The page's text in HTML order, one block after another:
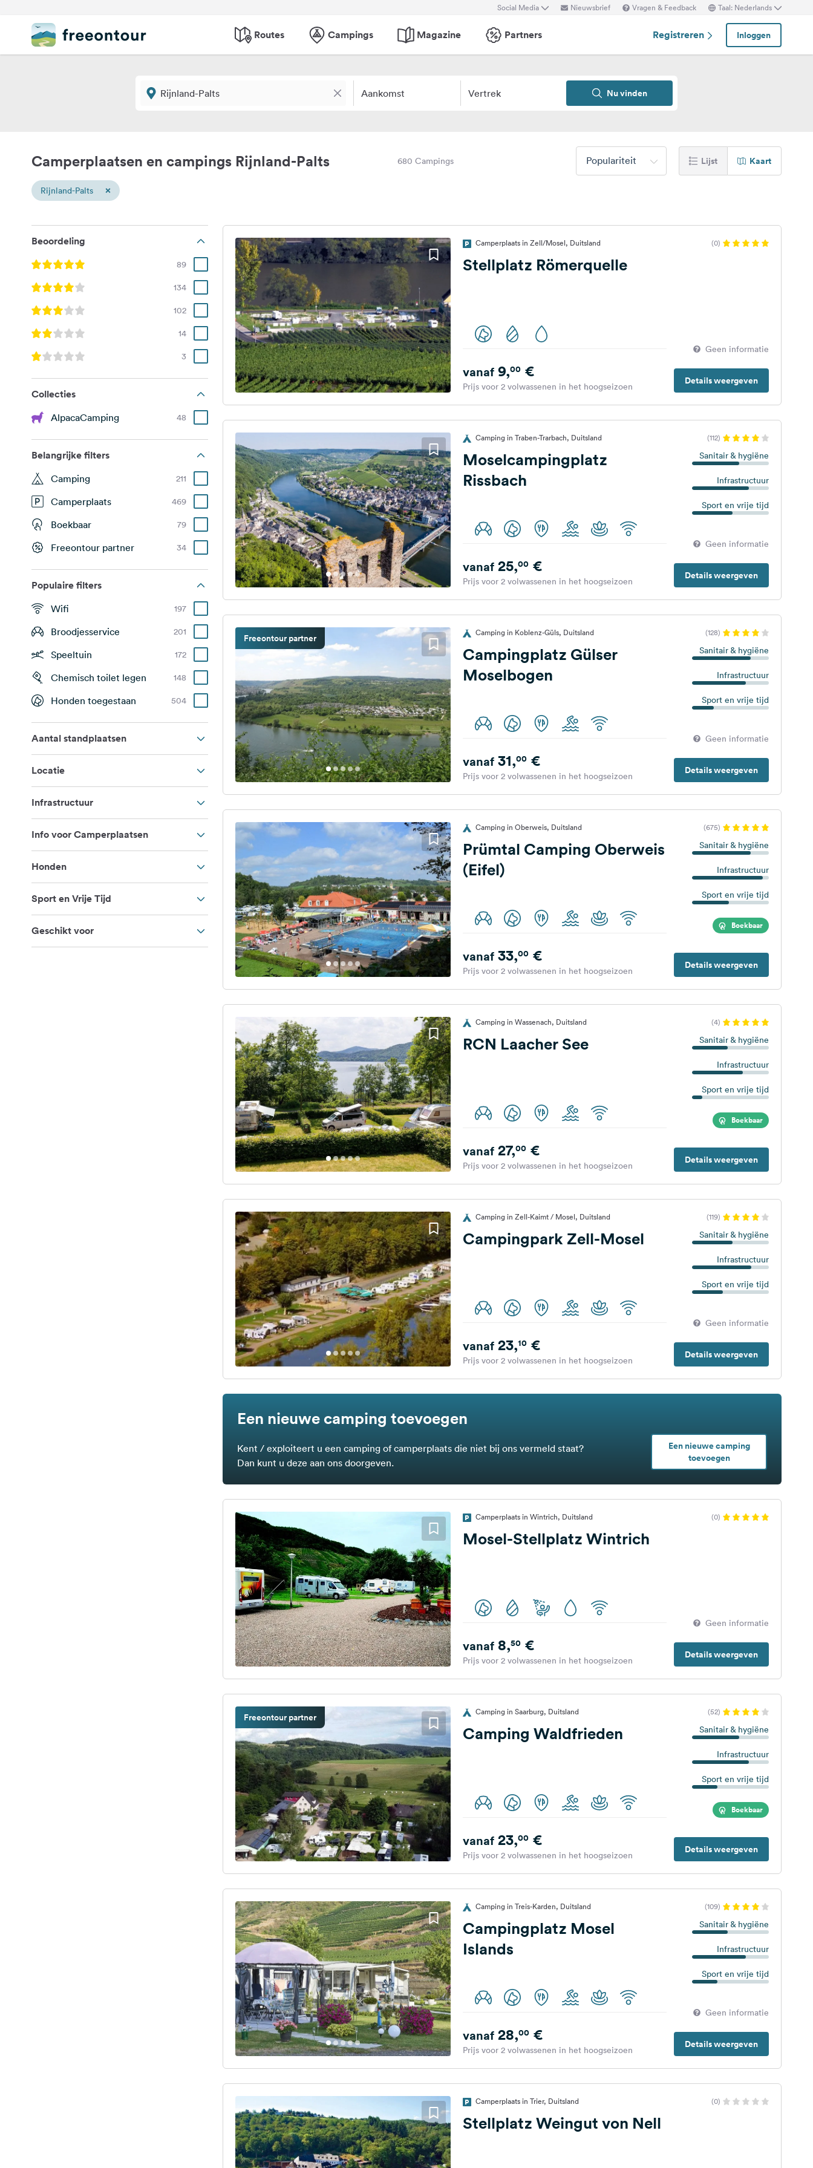
Social Media Nieuwsbrief Vragen & Feedback Taal: Nederlands
Routes Campings Magazine Partners Registreren Inloggen
Aankomst Vertrek Nu vinden
Camperplaatsen en campings Rijnland-Palts 680 Campings Populariteit Lijst Kaart
Rijnland-Palts ×
Beoordeling
89
134
102
14
3
Collecties
AlpacaCamping 48
Belangrijke filters
Camping 211
Camperplaats 469
Boekbaar 79
Freeontour partner 34
Populaire filters
Wifi 197
Broodjesservice 201
Speeltuin 172
Chemisch toilet legen 148
Honden toegestaan 504
Aantal standplaatsen
Locatie
Infrastructuur
Info voor Camperplaatsen
Honden
Sport en Vrije Tijd
Geschikt voor
Camperplaats in Zell/Mosel, Duitsland (0)
Stellplatz Römerquelle
Geen informatie
Details weergeven
vanaf9,00€
Prijs voor 2 volwassenen in het hoogseizoen
Camping in Traben-Trarbach, Duitsland (112)
Moselcampingplatz
Rissbach
Sanitair & hygiëne
Infrastructuur
Sport en vrije tijd
Geen informatie
Details weergeven
vanaf25,00€
Prijs voor 2 volwassenen in het hoogseizoen
Freeontour partner Camping in Koblenz-Güls, Duitsland (128)
Campingplatz Gülser
Moselbogen
Sanitair & hygiëne
Infrastructuur
Sport en vrije tijd
Geen informatie
Details weergeven
vanaf31,00€
Prijs voor 2 volwassenen in het hoogseizoen
Camping in Oberweis, Duitsland (675)
Prümtal Camping Oberweis
(Eifel)
Sanitair & hygiëne
Infrastructuur
Sport en vrije tijd
Boekbaar
Details weergeven
vanaf33,00€
Prijs voor 2 volwassenen in het hoogseizoen
Camping in Wassenach, Duitsland (4)
RCN Laacher See Sanitair & hygiëne
Infrastructuur
Sport en vrije tijd
Boekbaar
Details weergeven
vanaf27,00€
Prijs voor 2 volwassenen in het hoogseizoen
Camping in Zell-Kaimt / Mosel, Duitsland (119)
Campingpark Zell-Mosel Sanitair & hygiëne
Infrastructuur
Sport en vrije tijd
Geen informatie
Details weergeven
vanaf23,10€
Prijs voor 2 volwassenen in het hoogseizoen
Een nieuwe camping toevoegen
Kent / exploiteert u een camping of camperplaats die niet bij ons vermeld staat?
Dan kunt u deze aan ons doorgeven.
Een nieuwe camping
toevoegen
Camperplaats in Wintrich, Duitsland (0)
Mosel-Stellplatz Wintrich
Geen informatie
Details weergeven
vanaf8,50€
Prijs voor 2 volwassenen in het hoogseizoen
Freeontour partner Camping in Saarburg, Duitsland (52)
Camping Waldfrieden Sanitair & hygiëne
Infrastructuur
Sport en vrije tijd
Boekbaar
Details weergeven
vanaf23,00€
Prijs voor 2 volwassenen in het hoogseizoen
Camping in Treis-Karden, Duitsland (109)
Campingplatz Mosel
Islands
Sanitair & hygiëne
Infrastructuur
Sport en vrije tijd
Geen informatie
Details weergeven
vanaf28,00€
Prijs voor 2 volwassenen in het hoogseizoen
Camperplaats in Trier, Duitsland (0)
Stellplatz Weingut von Nell